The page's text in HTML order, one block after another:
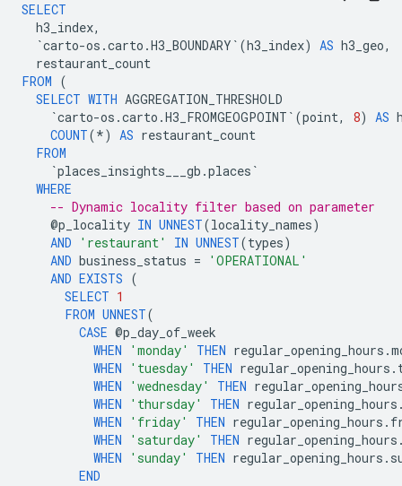
SELECT
h3_index,
`carto-os .carto .H3_BOUNDARY ` (h3_index) AS h3_geo,
restaurant_count
FROM (
SELECT WITH AGGREGATION_THRESHOLD
`carto-os .carto .H3_FROMGEOGPOINT ` (point, 8) AS
COUNT(*) AS restaurant_count
FROM
`places_insights___gb .places `
WHERE
-- Dynamic locality filter based on parameter
@p_locality IN UNNEST(locality_names)
AND
'restaurant' IN UNNEST(types)
AND business_status =
'OPERATIONAL'
AND EXISTS (
SELECT 1
FROM UNNEST(
CASE @p_day_of_week
WHEN
'monday' THEN regular_opening_hours .
WHEN
'tuesday' THEN regular_opening_hours .
WHEN
'wednesday' THEN
WHEN
'thursday' THEN regular_opening_hours
WHEN
'friday' THEN regular_opening_hours .
WHEN
'saturday' THEN regular_opening_hours
WHEN
'sunday' THEN regular_opening_hours .
END